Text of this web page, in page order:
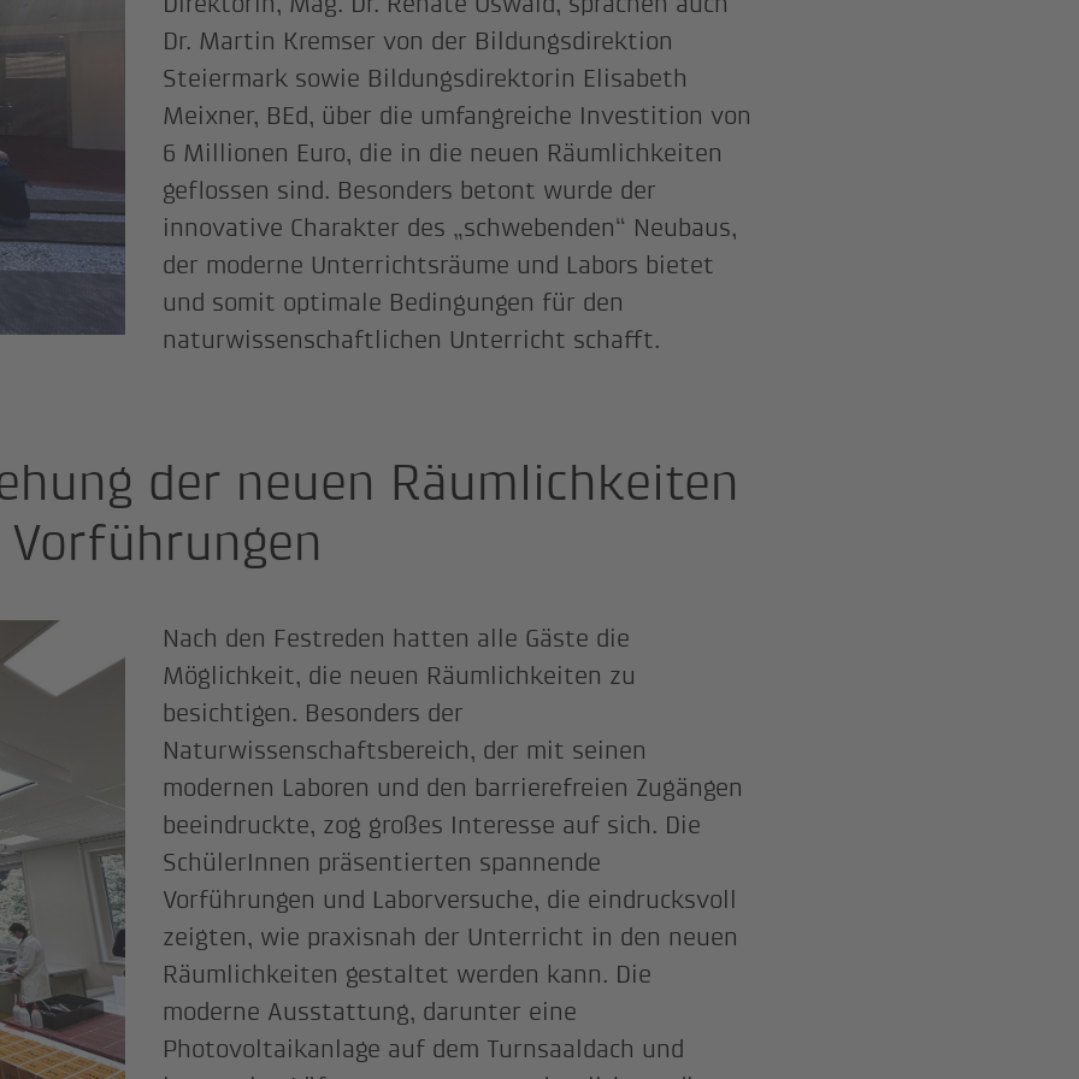
Dr. Martin Kremser von der Bildungsdirektion
Steiermark sowie Bildungsdirektorin Elisabeth
Meixner, BEd, über die umfangreiche Investition von
6 Millionen Euro, die in die neuen Räumlichkeiten
geflossen sind. Besonders betont wurde der
innovative Charakter des „schwebenden“ Neubaus,
der moderne Unterrichtsräume und Labors bietet
und somit optimale Bedingungen für den
naturwissenschaftlichen Unterricht schafft.
der neuen Räumlichkeiten
Nach den Festreden hatten alle Gäste die
Möglichkeit, die neuen Räumlichkeiten zu
besichtigen. Besonders der
Naturwissenschaftsbereich, der mit seinen
modernen Laboren und den barrierefreien Zugängen
beeindruckte, zog großes Interesse auf sich. Die
SchülerInnen präsentierten spannende
Vorführungen und Laborversuche, die eindrucksvoll
zeigten, wie praxisnah der Unterricht in den neuen
Räumlichkeiten gestaltet werden kann. Die
moderne Ausstattung, darunter eine
Photovoltaikanlage auf dem Turnsaaldach und